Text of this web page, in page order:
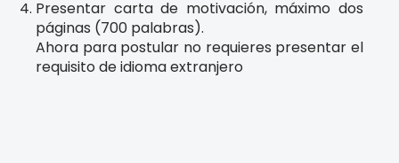
Presentar carta de motivación, máximo dos
páginas (700 palabras).
Ahora para postular no requieres presentar el
requisito de idioma extranjero